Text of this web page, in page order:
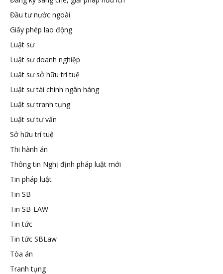
tuệ
Đầu tư nước ngoài
Giấy phép lao động
Luật sư
Luật sư doanh nghiệp
Luật sư sở hữu trí tuệ
Luật sư tài chính ngân hàng
Luật sư tranh tụng
Luật sư tư vấn
Sở hữu trí tuệ
Thi hành án
Thông tin Nghị định pháp luật mới
Tin pháp luật
Tin SB
Tin SB-LAW
Tin tức
Tin tức SBLaw
Tòa án
Tranh tụng